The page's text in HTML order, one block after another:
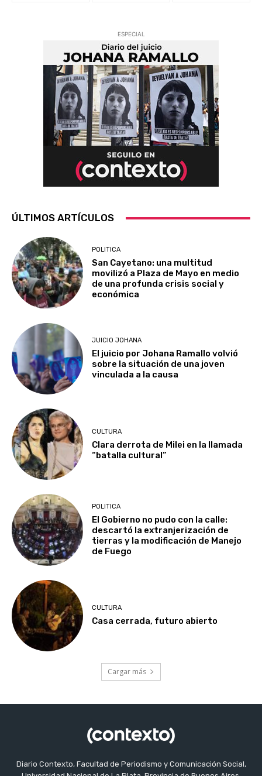
ESPECIAL
ÚLTIMOS ARTÍCULOS
POLITICA
San Cayetano: una multitud
movilizó a Plaza de Mayo en medio
de una profunda crisis social y
económica
JUICIO JOHANA
El juicio por Johana Ramallo volvió
sobre la situación de una joven
vinculada a la causa
CULTURA
Clara derrota de Milei en la llamada
“batalla cultural”
POLITICA
El Gobierno no pudo con la calle:
descartó la extranjerización de
tierras y la modificación de Manejo
de Fuego
CULTURA
Casa cerrada, futuro abierto
Cargar más
Diario Contexto, Facultad de Periodismo y Comunicación Social,